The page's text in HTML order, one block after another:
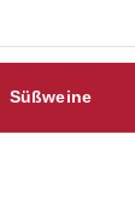
Süßweine